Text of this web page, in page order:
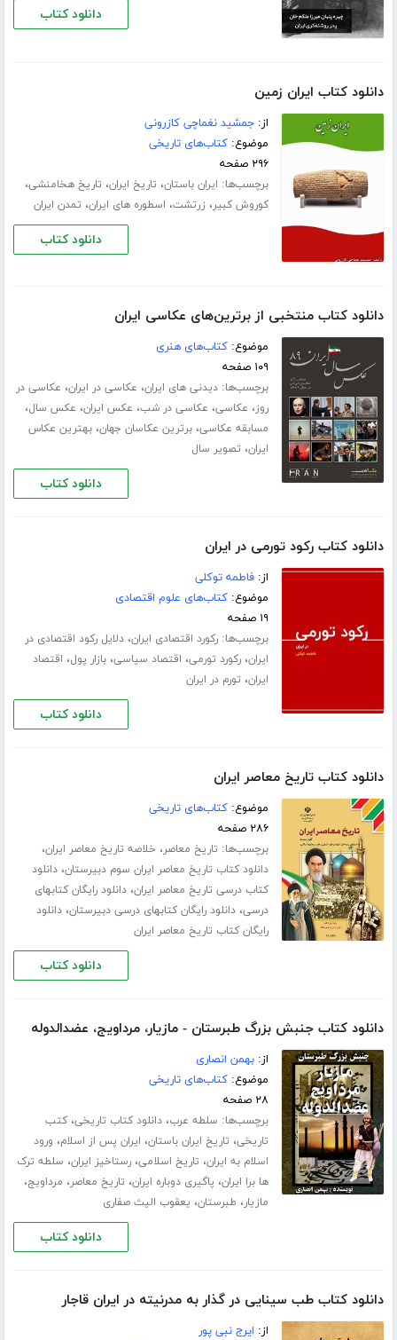
دانلود کتاب
دانلود کتاب ایران زمین
از:جمشید نغماچی کازرونی
موضوع:کتاب‌های تاریخی
۲۹۶ صفحه
برچسب‌ها: ایران باستان، تاریخ ایران، تاریخ هخامنشی،
کوروش کبیر، زرتشت، اسطوره های ایران، تمدن ایران
دانلود کتاب
دانلود کتاب منتخبی از برترین‌های عکاسی ایران
موضوع:کتاب‌های هنری
۱۰۹ صفحه
برچسب‌ها:دیدنی های ایران، عکاسی در ایران، عکاسی در
روز، عکاسی، عکاسی در شب، عکس ایران، عکس سال،
مسابقه عکاسی،برترین عکاسان جهان،بهترین عکاس
ایران، تصویر سال
دانلود کتاب
دانلود کتاب رکود تورمی در ایران
از:فاطمه توکلی
موضوع:کتاب‌های علوم اقتصادی
۱۹ صفحه
برچسب‌ها:رکورد اقتصادی ایران،دلایل رکود اقتصادی در
ایران،رکورد تورمی، اقتصاد سیاسی،بازار پول، اقتصاد
ایران، تورم در ایران
دانلود کتاب
دانلود کتاب تاریخ معاصر ایران
موضوع:کتاب‌های تاریخی
۲۸۶ صفحه
برچسب‌ها: تاریخ معاصر، خلاصه تاریخ معاصر ایران،
دانلود کتاب تاریخ معاصر ایران سوم دبیرستان،دانلود
کتاب درسی تاریخ معاصر ایران،دانلود رایگان کتابهای
درسی،دانلود رایگان کتابهای درسی دبیرستان،دانلود
رایگان کتاب تاریخ معاصر ایران
دانلود کتاب
دانلود کتاب جنبش بزرگ طبرستان - مازیار،‌ مرداویج،‌ عضدالدوله
از:بهمن انصاری
موضوع:کتاب‌های تاریخی
۲۸ صفحه
برچسب‌ها: سلطه عرب،دانلود کتاب تاریخی،کتب
تاریخی، تاریخ ایران باستان، ایران پس از اسلام، ورود
اسلام به ایران، تاریخ اسلامی،رستاخیز ایران، سلطه ترک
ها برا ایران، پاگیری دوباره ایران، تاریخ معاصر، مرداویج،
مازیار، طبرستان، یعقوب الیث صفاری
دانلود کتاب
دانلود کتاب طب سینایی در گذار به مدرنیته در ایران قاجار
از: ایرج نبی پور